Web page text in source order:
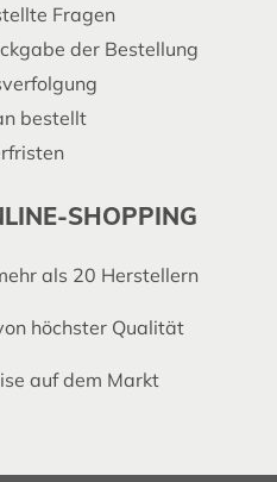
Fragen
der Bestellung
bestellt
SHOPPING
als 20 Herstellern
höchster Qualität
auf dem Markt